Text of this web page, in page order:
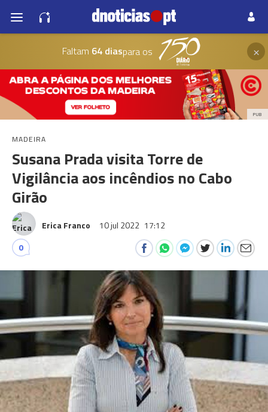
Faltam 64 diaspara os ×
PUB
MADEIRA
Susana Prada visita Torre de
Vigilância aos incêndios no Cabo
Girão
Erica Franco 10 jul 2022 17:12
0